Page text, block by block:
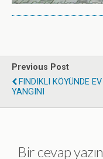
Previous Post
FINDIKLI KÖYÜNDE EV
YANGINI
Bir cevap yazın